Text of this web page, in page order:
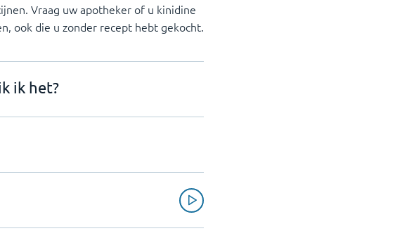
Vraag uw apotheker of u kinidine
ook die u zonder recept hebt gekocht.
ik het?